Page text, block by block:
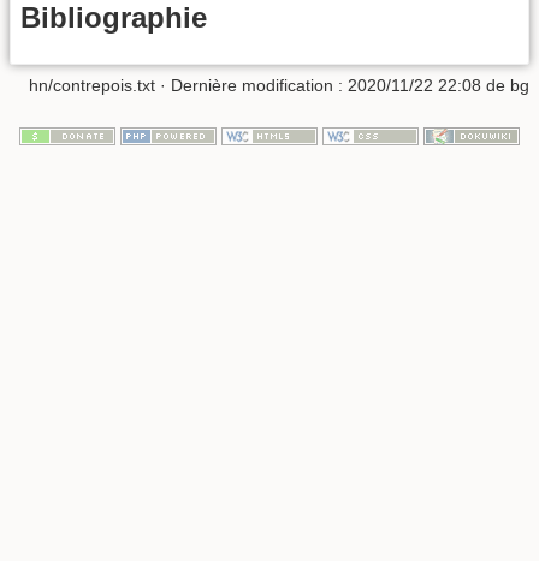
Bibliographie
hn/contrepois.txt · Dernière modification : 2020/11/22 22:08 de bg